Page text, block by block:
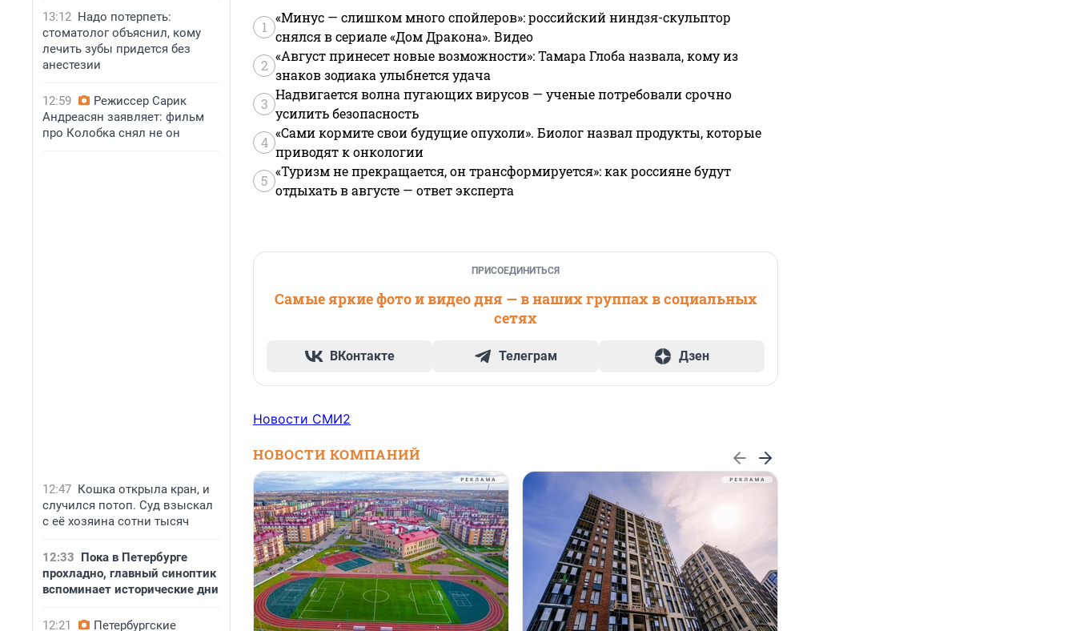
13:12 Надо потерпеть:
стоматолог объяснил, кому
лечить зубы придется без
анестезии
12:59
Режиссер Сарик
Андреасян заявляет: фильм
про Колобка снял не он
12:47 Кошка открыла кран, и
случился потоп. Суд взыскал
с её хозяина сотни тысяч
12:33 Пока в Петербурге
прохладно, главный синоптик
вспоминает исторические дни
12:21 Петербургские
1
«Минус — слишком много спойлеров»: российский ниндзя-скульптор
снялся в сериале «Дом Дракона». Видео
2
«Август принесет новые возможности»: Тамара Глоба назвала, кому из
знаков зодиака улыбнется удача
3
Надвигается волна пугающих вирусов — ученые потребовали срочно
усилить безопасность
4
«Сами кормите свои будущие опухоли». Биолог назвал продукты, которые
приводят к онкологии
5
«Туризм не прекращается, он трансформируется»: как россияне будут
отдыхать в августе — ответ эксперта
ПРИСОЕДИНИТЬСЯ
Самые яркие фото и видео дня — в наших группах в социальных
сетях
ВКонтакте Телеграм Дзен
Новости СМИ2
НОВОСТИ КОМПАНИЙ